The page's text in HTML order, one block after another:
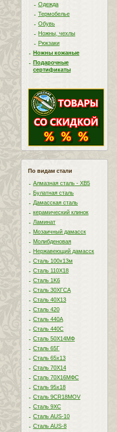
Одежда
Термобелье
Обувь
Ножны, чехлы
Рюкзаки
Ножны кожаные
Подарочные
сертификаты
По видам стали
Алмазная сталь - ХВ5
Булатная сталь
Дамасская сталь
керамический клинок
Ламинат
Мозаичный дамасск
Молибденовая
Нержавеющий дамасск
Сталь 100х13м
Сталь 110Х18
Сталь 1K6
Сталь 30ХГСА
Сталь 40Х13
Сталь 420
Сталь 440A
Сталь 440С
Сталь 50Х14МФ
Сталь 65Г
Сталь 65х13
Сталь 70Х14
Сталь 70Х16МФС
Сталь 95х18
Сталь 9CR18MOV
Сталь 9ХС
Сталь AUS-10
Сталь AUS-8